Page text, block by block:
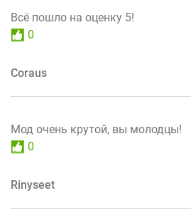
Всё пошло на оценку 5!
0
Coraus
Мод очень крутой, вы молодцы!
0
Rinyseet